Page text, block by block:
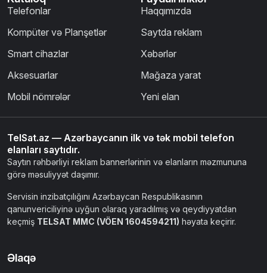
Telefonlar
Kompüter və Planşetlər
Smart cihazlar
Aksesuarlar
Mobil nömrələr
Haqqımızda
Saytda reklam
Xəbərlər
Mağaza yarat
Yeni elan
TelSat.az — Azərbaycanın ilk və tək mobil telefon
elanları saytıdır.
Saytın rəhbərliyi reklam bannerlərinin və elanların məzmununa
görə məsuliyyət daşımır.
Servisin inzibatçılığını Azərbaycan Respublikasının
qanunvericiliyinə uyğun olaraq yaradılmış və qeydiyyatdan
keçmiş TELSAT MMC (VÖEN 1604594211) həyata keçirir.
Əlaqə